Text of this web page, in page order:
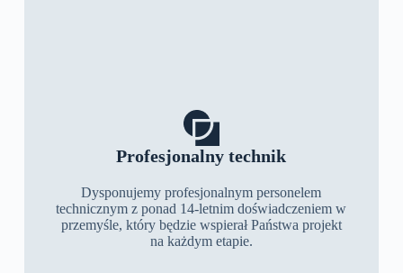
Profesjonalny technik
Dysponujemy profesjonalnym personelem
technicznym z ponad 14-letnim doświadczeniem w
przemyśle, który będzie wspierał Państwa projekt
na każdym etapie.